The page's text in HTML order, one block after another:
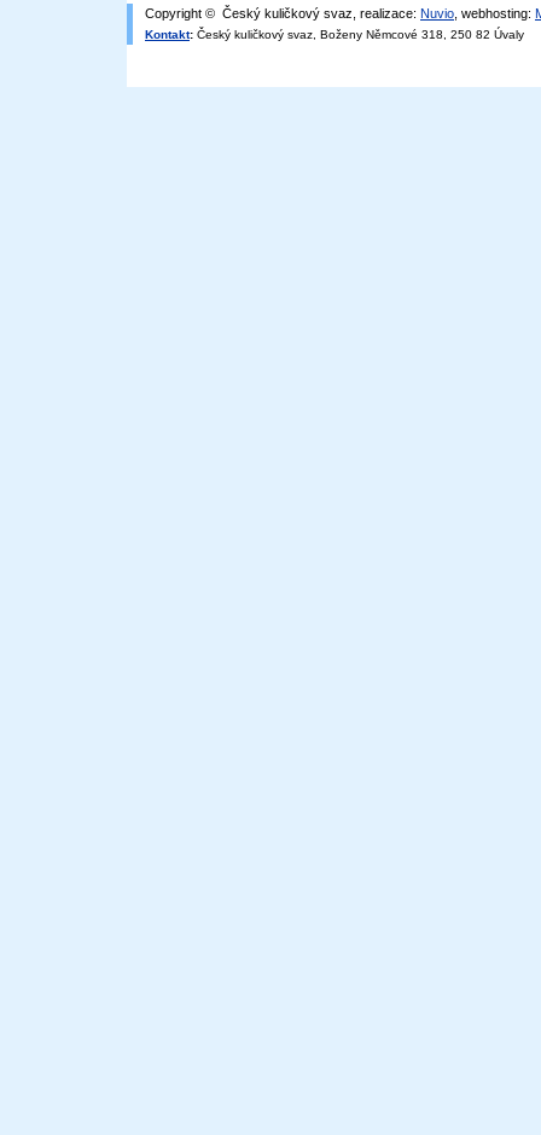
Copyright © Český kuličkový svaz, realizace: Nuvio , webhosting:
Kontakt: Český kuličkový svaz, Boženy Němcové 318, 250 82 Úvaly